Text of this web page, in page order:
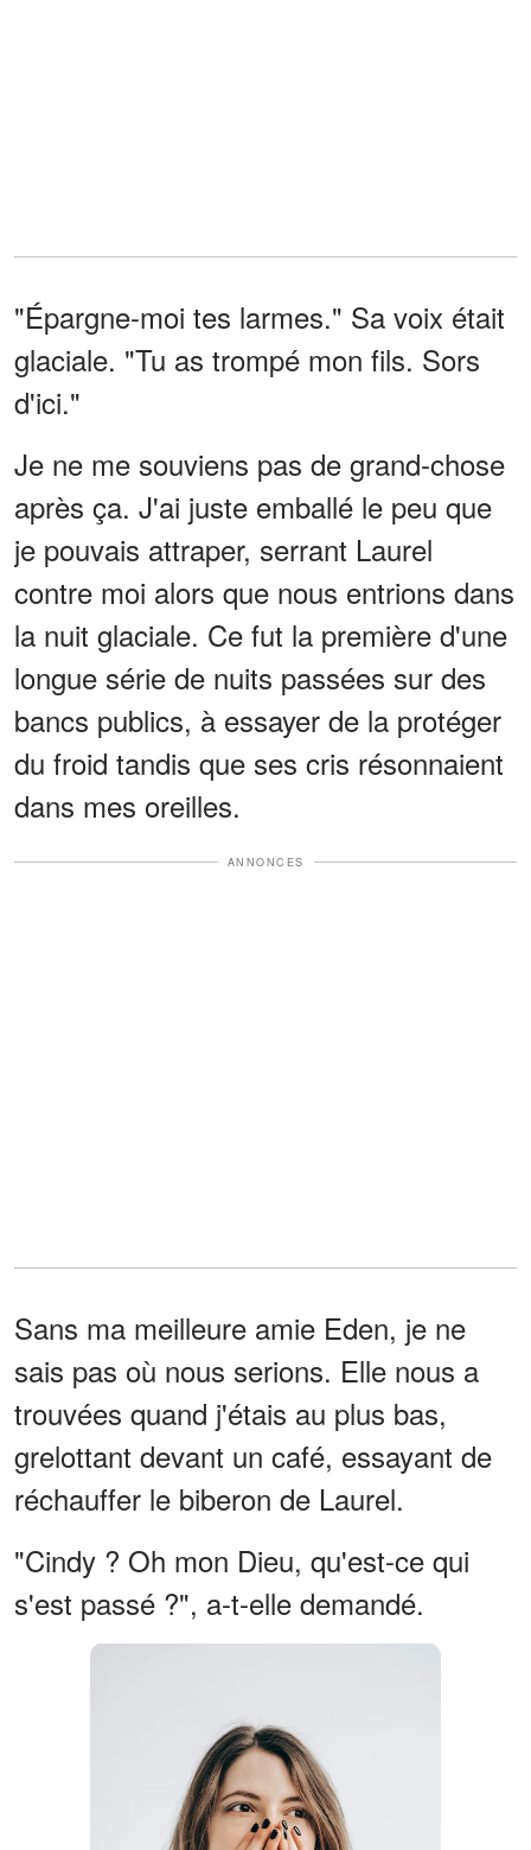
"Épargne-moi tes larmes." Sa voix était
glaciale. "Tu as trompé mon fils. Sors
d'ici."
Je ne me souviens pas de grand-chose
après ça. J'ai juste emballé le peu que
je pouvais attraper, serrant Laurel
contre moi alors que nous entrions dans
la nuit glaciale. Ce fut la première d'une
longue série de nuits passées sur des
bancs publics, à essayer de la protéger
du froid tandis que ses cris résonnaient
dans mes oreilles.
ANNONCES
Sans ma meilleure amie Eden, je ne
sais pas où nous serions. Elle nous a
trouvées quand j'étais au plus bas,
grelottant devant un café, essayant de
réchauffer le biberon de Laurel.
"Cindy ? Oh mon Dieu, qu'est-ce qui
s'est passé ?", a-t-elle demandé.